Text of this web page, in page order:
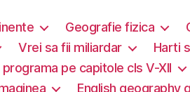
Geografie fizica
Vrei sa fii miliardar
Harti
pe capitole cls V-XII
English geography